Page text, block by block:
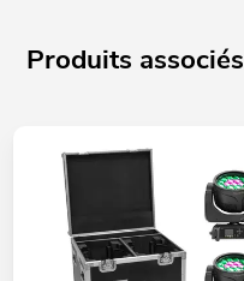
Produits associés